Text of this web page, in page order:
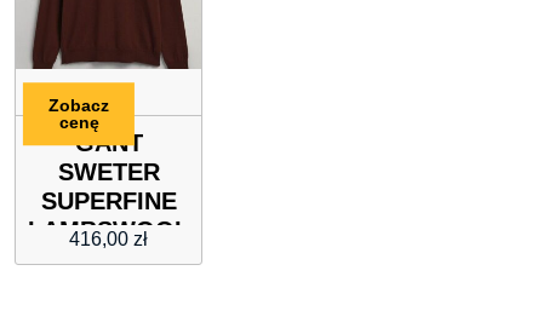
GANT
SWETER
SUPERFINE
LAMBSWOOL
C-NECK
416,00 zł
Zobacz
cenę